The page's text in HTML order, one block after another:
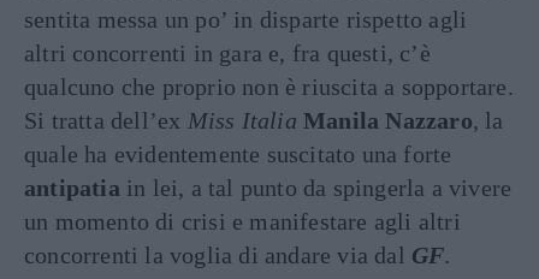
sentita messa un po’ in disparte rispetto agli
altri concorrenti in gara e, fra questi, c’è
qualcuno che proprio non è riuscita a sopportare.
Si tratta dell’ex Miss Italia Manila Nazzaro, la
quale ha evidentemente suscitato una forte
antipatia in lei, a tal punto da spingerla a vivere
un momento di crisi e manifestare agli altri
concorrenti la voglia di andare via dal GF.